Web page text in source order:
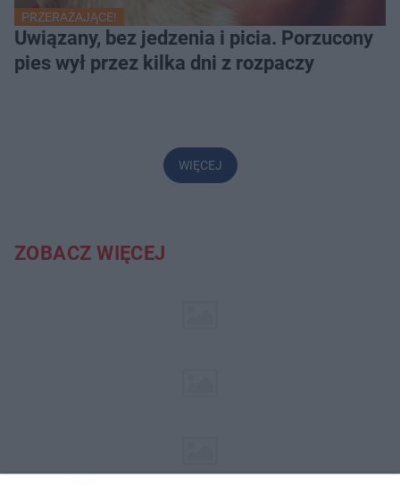
PRZERAŻAJĄCE!
Uwiązany, bez jedzenia i picia. Porzucony
pies wył przez kilka dni z rozpaczy
WIĘCEJ
ZOBACZ WIĘCEJ